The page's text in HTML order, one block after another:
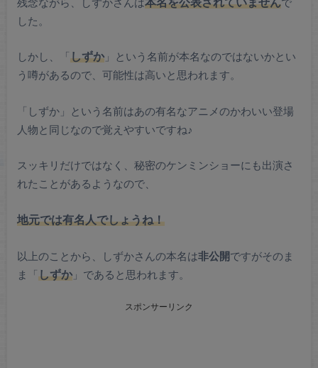
した。
しかし、「しずか」という名前が本名なのではないかとい
う噂があるので、可能性は高いと思われます。
「しずか」という名前はあの有名なアニメのかわいい登場
人物と同じなので覚えやすいですね♪
スッキリだけではなく、秘密のケンミンショーにも出演さ
れたことがあるようなので、
地元では有名人でしょうね！
以上のことから、しずかさんの本名は非公開ですがそのま
ま「しずか」であると思われます。
スポンサーリンク